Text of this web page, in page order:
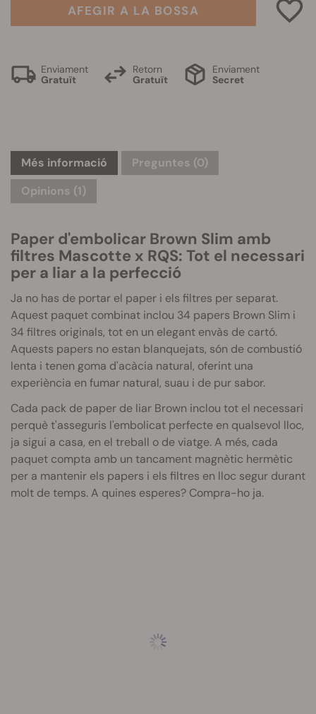
AFEGIR A LA BOSSA
Enviament
Gratuït
Retorn
Gratuït
Enviament
Secret
Més informació Preguntes (0)
Opinions (1)
Paper d'embolicar Brown Slim amb
filtres Mascotte x RQS: Tot el necessari
per a liar a la perfecció
Ja no has de portar el paper i els filtres per separat.
Aquest paquet combinat inclou 34 papers Brown Slim i
34 filtres originals, tot en un elegant envàs de cartó.
Aquests papers no estan blanquejats, són de combustió
lenta i tenen goma d'acàcia natural, oferint una
experiència en fumar natural, suau i de pur sabor.
Cada pack de paper de liar Brown inclou tot el necessari
perquè t'asseguris l'embolicat perfecte en qualsevol lloc,
ja sigui a casa, en el treball o de viatge. A més, cada
paquet compta amb un tancament magnètic hermètic
per a mantenir els papers i els filtres en lloc segur durant
molt de temps. A quines esperes? Compra-ho ja.